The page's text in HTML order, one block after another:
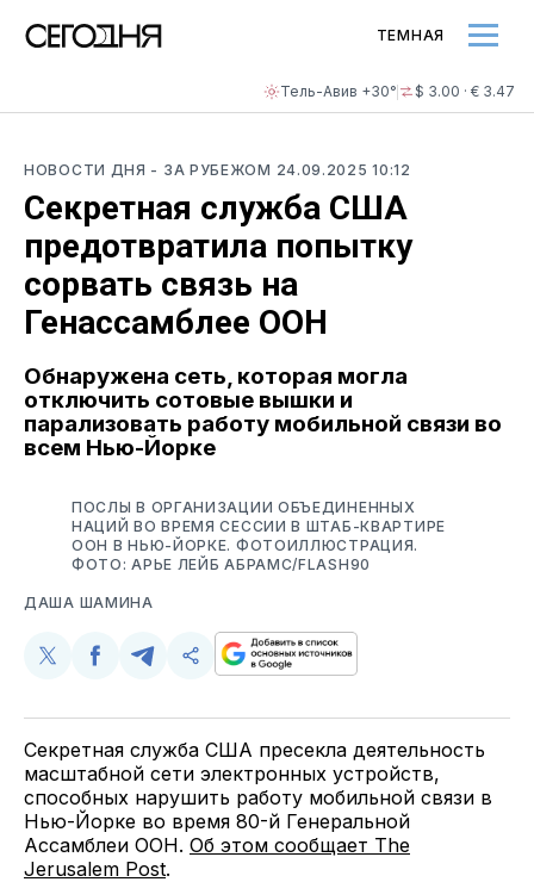
Тель-Авив +30° $ 3.00 · € 3.47
ТЕМНАЯ
НОВОСТИ ДНЯ - ЗА РУБЕЖОМ 24.09.2025 10:12
Секретная служба США
предотвратила попытку
сорвать связь на
Генассамблее ООН
Обнаружена сеть, которая могла
отключить сотовые вышки и
парализовать работу мобильной связи во
всем Нью-Йорке
ПОСЛЫ В ОРГАНИЗАЦИИ ОБЪЕДИНЕННЫХ
НАЦИЙ ВО ВРЕМЯ СЕССИИ В ШТАБ-КВАРТИРЕ
ООН В НЬЮ-ЙОРКЕ. ФОТОИЛЛЮСТРАЦИЯ.
ФОТО: АРЬЕ ЛЕЙБ АБРАМС/FLASH90
ДАША ШАМИНА
Поделиться
Twitter
Поделиться
Facebook
Поделиться
Telegram
Скопируйте
поделитесь
ссылкой
Секретная служба США пресекла деятельность
масштабной сети электронных устройств,
способных нарушить работу мобильной связи в
Нью-Йорке во время 80-й Генеральной
Ассамблеи ООН. Об этом сообщает The
Jerusalem Post.